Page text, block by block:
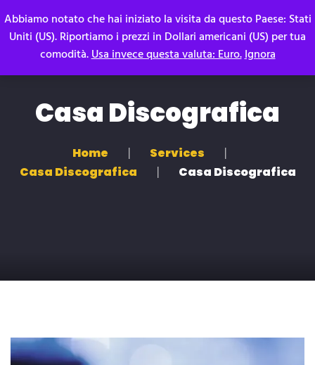
Casa Discografica
Home
Services
Casa Discografica
Casa Discografica
Abbiamo notato che hai iniziato la visita da questo Paese: Stati
Uniti (US). Riportiamo i prezzi in Dollari americani (US) per tua
comodità.Usa invece questa valuta: Euro.Ignora